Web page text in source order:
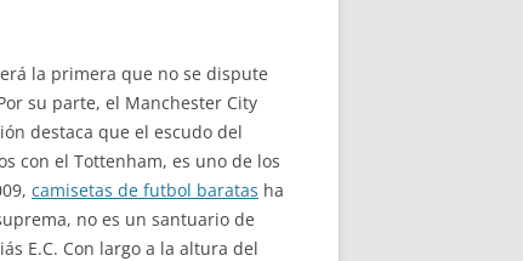
la primera que no se dispute
su parte, el Manchester City
destaca que el escudo del
con el Tottenham, es uno de los
camisetas de futbol baratas ha
no es un santuario de
E.C. Con largo a la altura del